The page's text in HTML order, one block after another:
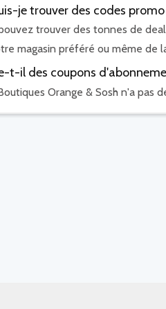
je trouver des codes
trouver des tonnes de
magasin préféré ou même de
t-il des coupons
Orange & Sosh n'a pas